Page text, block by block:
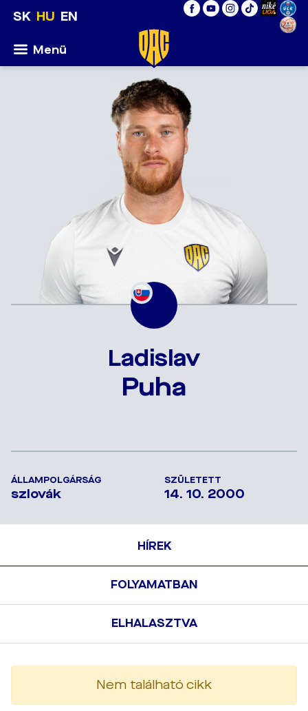
SK HU EN
Menü
Ladislav
Puha
ÁLLAMPOLGÁRSÁG
szlovák
SZÜLETETT
14. 10. 2000
HÍREK
FOLYAMATBAN
ELHALASZTVA
Nem található cikk